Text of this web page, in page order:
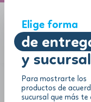
Elige forma
de
y sucursal
Para mostrarte los
productos de
sucursal que más te